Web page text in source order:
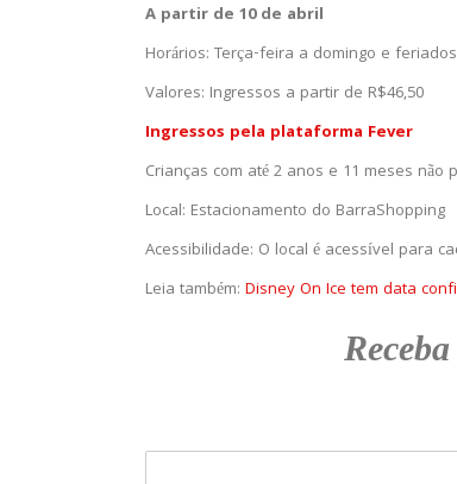
A partir de 10 de abril
Horários: Terça-feira a domingo e
Valores: Ingressos a partir de R$46,50
Ingressos pela plataforma Fever
Crianças com até 2 anos e 11 meses não
Local: Estacionamento do BarraShopping
Acessibilidade: O local é acessível para
Leia também: Disney On Ice tem data